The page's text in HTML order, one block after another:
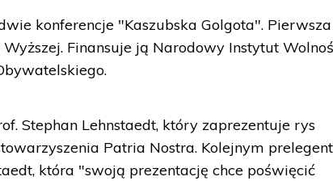
konferencje "Kaszubska Golgota".
Finansuje ją Narodowy Instytut
Stephan Lehnstaedt, który zaprezentuje rys
Patria Nostra. Kolejnym
która "swoją prezentację chce poświęcić